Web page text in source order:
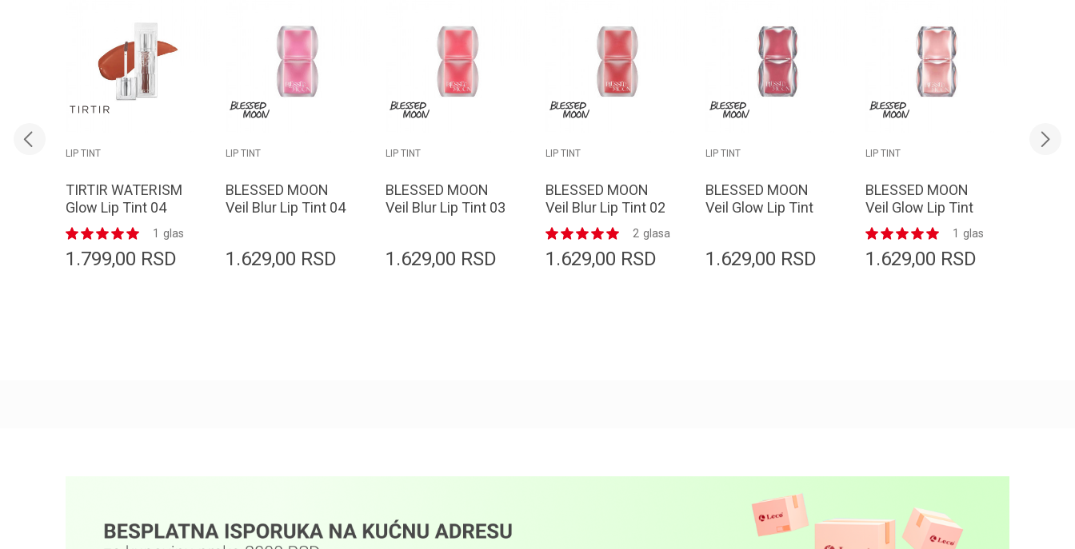
LIP TINT
TIRTIR WATERISM
Glow Lip Tint 04
Fig Peach 4g
glas
1
1.799,00 RSD
LIP TINT
BLESSED MOON
Veil Blur Lip Tint 04
1.629,00 RSD
LIP TINT
BLESSED MOON
Veil Blur Lip Tint 03
1.629,00 RSD
LIP TINT
BLESSED MOON
Veil Blur Lip Tint 02
Valencia Red 3.8gglasa
2
1.629,00 RSD
LIP TINT
BLESSED MOON
Veil Glow Lip Tint
1.629,00 RSD
LIP TINT
BLESSED MOON
Veil Glow Lip Tint
02 Bare Salmon
3.8g
glas
1
1.629,00 RSD